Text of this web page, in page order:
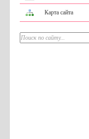
Карта сайта